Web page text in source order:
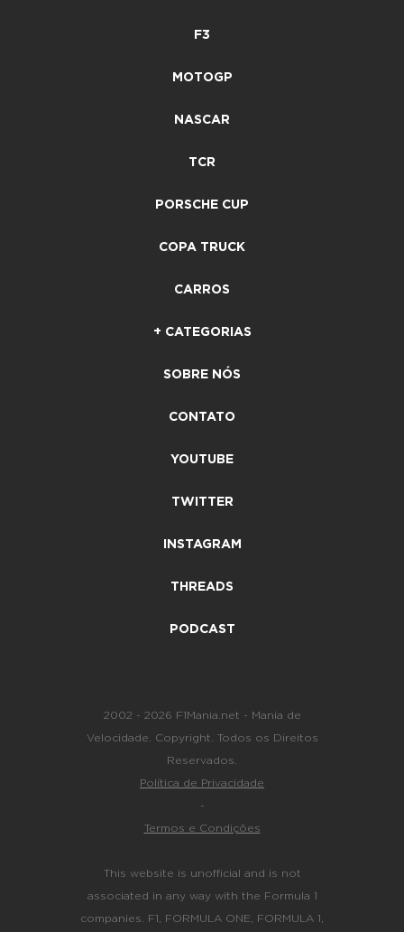
F3
MOTOGP
NASCAR
TCR
PORSCHE CUP
COPA TRUCK
CARROS
+ CATEGORIAS
SOBRE NÓS
CONTATO
YOUTUBE
TWITTER
INSTAGRAM
THREADS
PODCAST
2002 - 2026 F1Mania.net - Mania de
Velocidade. Copyright. Todos os Direitos
Reservados.
Política de Privacidade
-
Termos e Condições
This website is unofficial and is not
associated in any way with the Formula 1
companies. F1, FORMULA ONE, FORMULA 1,